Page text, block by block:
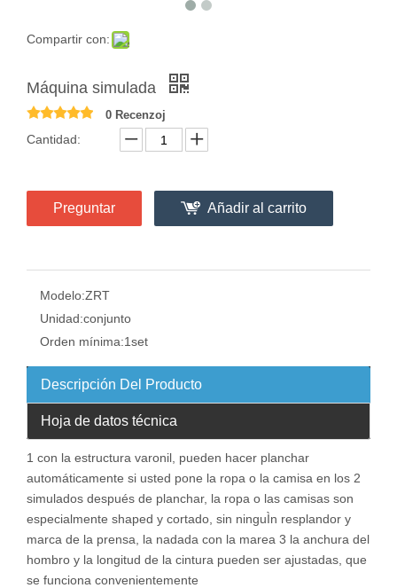
Compartir con:
Máquina simulada
0 Recenzoj
Cantidad:
Preguntar Añadir al carrito
Modelo:ZRT
Unidad:conjunto
Orden mínima:1set
Descripción Del Producto
Hoja de datos técnica
1 con la estructura varonil, pueden hacer planchar
automáticamente si usted pone la ropa o la camisa en los 2
simulados después de planchar, la ropa o las camisas son
especialmente shaped y cortado, sin ninguÌn resplandor y
marca de la prensa, la nadada con la marea 3 la anchura del
hombro y la longitud de la cintura pueden ser ajustadas, que
se funciona convenientemente